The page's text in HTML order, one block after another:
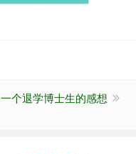
一个退学博士生的感想